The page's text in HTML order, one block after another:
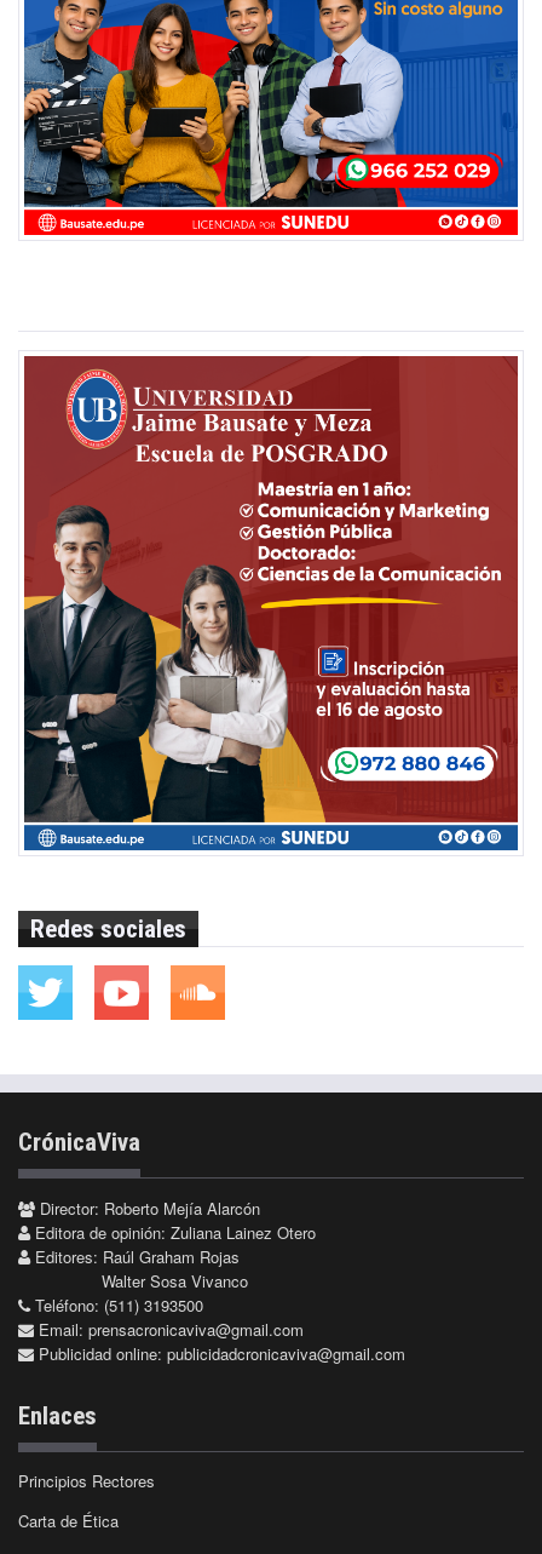
Redes sociales
CrónicaViva
Director: Roberto Mejía Alarcón
Editora de opinión: Zuliana Lainez Otero
Editores: Raúl Graham Rojas
Walter Sosa Vivanco
Teléfono: (511) 3193500
Email: prensacronicaviva@gmail.com
Publicidad online: publicidadcronicaviva@gmail.com
Enlaces
Principios Rectores
Carta de Ética